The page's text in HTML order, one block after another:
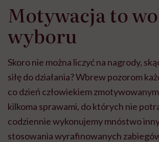
Motywacja to
wyboru
Skoro nie można liczyć na nagrody,
siłę do działania? Wbrew pozorom
co dzień człowiekiem
kilkoma sprawami, do których nie
codziennie wykonujemy mnóstwo
stosowania wyrafinowanych